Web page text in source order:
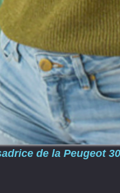
de la Peugeot